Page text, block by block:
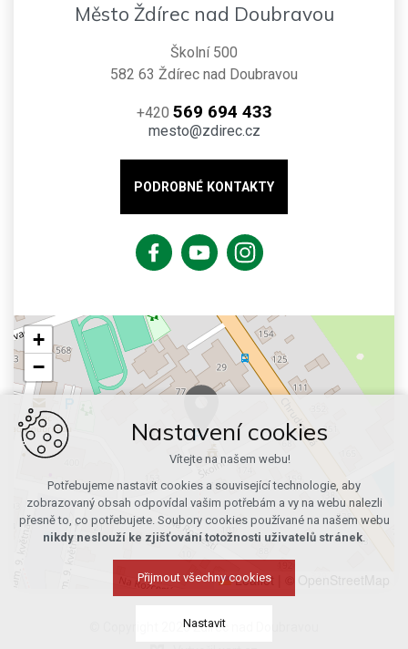
Město Ždírec nad Doubravou
Školní 500
582 63 Ždírec nad Doubravou
+420 569 694 433
mesto@zdirec.cz
PODROBNÉ KONTAKTY
+
−
Leaflet
© Copyright 2026 Ždírec nad Doubravou
Nastavení cookies
Vítejte na našem webu!
Potřebujeme nastavit cookies a související technologie, aby
zobrazovaný obsah odpovídal vašim potřebám a vy na webu nalezli
přesně to, co potřebujete. Soubory cookies používané na našem webu
nikdy neslouží ke zjišťování totožnosti uživatelů stránek.
Přijmout všechny cookies
Nastavit